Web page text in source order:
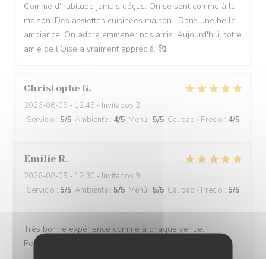
Comme d'habitude jamais déçus. On se sent comme à la
maison. Des assiettes cuisinées maison . Dans une belle
ambiance. On adore emmener nos amis. Aujourd'hui notre
amie de l'Oise a vraiment apprécié. 🥰
Christophe G
2026-08-09 - 12:45 - Invitados 2
Servicio : 5/5 Ambiente : 4/5 Menú : 5/5 Calidad / Precio : 4/5
Emilie R
2026-08-09 - 12:30 - Invitados 9
Servicio : 5/5 Ambiente : 5/5 Menú : 5/5 Calidad / Precio : 5/5
Très bonne expérience comme à chaque venue.
Personnel très aimable.